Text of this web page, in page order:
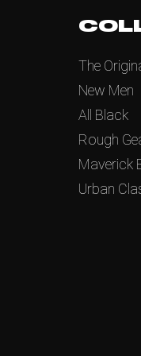
The
New Men
All Black
Rough
Maverick
Urban